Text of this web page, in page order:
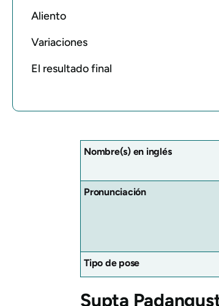
Aliento
Variaciones
El resultado final
Nombre(s) en inglés
Pronunciación
Tipo de pose
Supta